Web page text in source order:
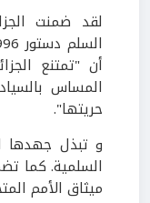
لقد ضمنت
أن "تمتنع
المساس
حريتها".
و تبذل جهدها
ميثاق الأمم